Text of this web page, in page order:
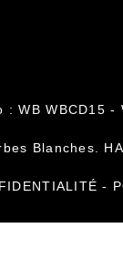
: WB WBCD15
Blanches.
-